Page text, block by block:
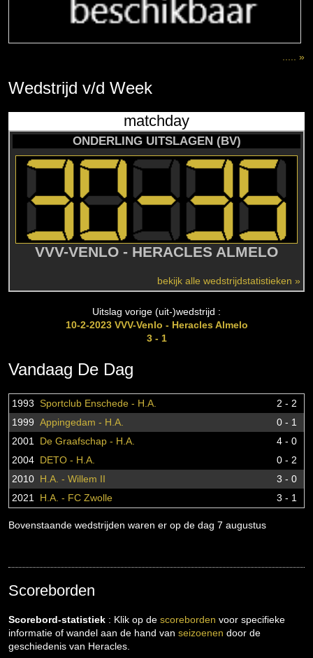
..... »
Wedstrijd v/d Week
matchday
ONDERLING UITSLAGEN (BV)
VVV-VENLO - HERACLES ALMELO
bekijk alle wedstrijdstatistieken »
Uitslag vorige (uit-)wedstrijd :
10-2-2023 VVV-Venlo - Heracles Almelo
3 - 1
Vandaag De Dag
1993 Sportclub Enschede - H.A.
2 - 2
1999 Appingedam - H.A.
0 - 1
2001 De Graafschap - H.A.
4 - 0
2004 DETO - H.A.
0 - 2
2010 H.A. - Willem II
3 - 0
2021 H.A. - FC Zwolle 3 - 1
Bovenstaande wedstrijden waren er op de dag 7 augustus
Scoreborden
Scorebord-statistiek : Klik op de scoreborden voor specifieke
informatie of wandel aan de hand van seizoenen door de
geschiedenis van Heracles.